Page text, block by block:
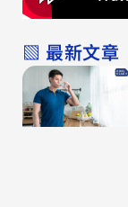
▧ 最新文章